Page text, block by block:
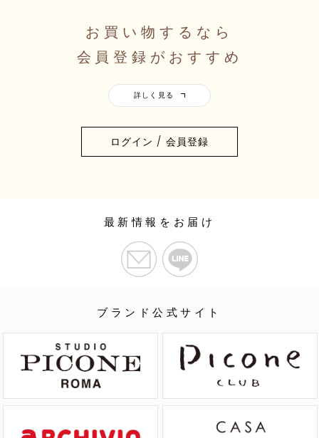
お買い物するなら
会員登録がおすすめ
ログイン / 会員登録
ブランド公式サイト
最新情報をお届け